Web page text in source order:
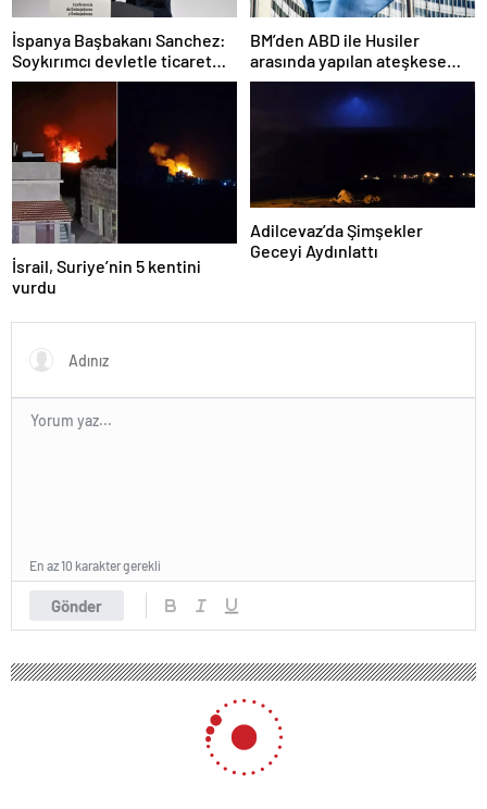
İspanya Başbakanı Sanchez:
Soykırımcı devletle ticaret
yapmayız
BM’den ABD ile Husiler
arasında yapılan ateşkese
ilişkin değerlendirme
İsrail, Suriye’nin 5 kentini
vurdu
Adilcevaz’da Şimşekler
Geceyi Aydınlattı
Gönder
En az 10 karakter gerekli